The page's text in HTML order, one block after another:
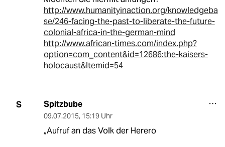
http://www.humanityinaction.org/knowledgeba
se/246-facing-the-past-to-liberate-the-future-
colonial-africa-in-the-german-mind
http://www.african-times.com/index.php?
option=com_content&id=12686:the-kaisers-
holocaust&Itemid=54
S Spitzbube
09.07.2015, 15:19 Uhr
„Aufruf an das Volk der Herero